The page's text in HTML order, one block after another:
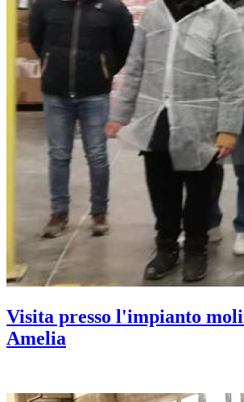
Visita presso l'impianto
Amelia